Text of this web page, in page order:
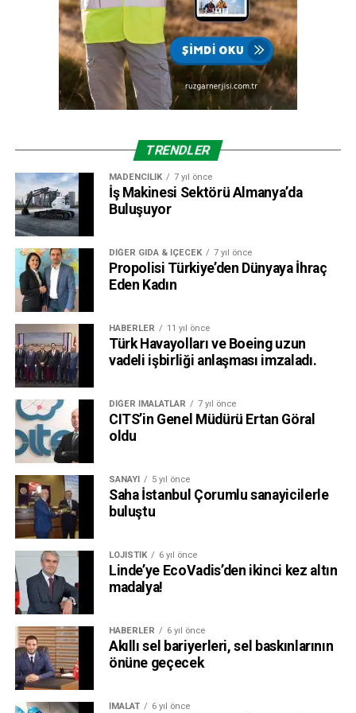
TRENDLER
MADENCILIK 7 yıl önce
İş Makinesi Sektörü Almanya’da
Buluşuyor
DIĞER GIDA & İÇECEK 7 yıl önce
Propolisi Türkiye’den Dünyaya İhraç
Eden Kadın
HABERLER 11 yıl önce
Türk Havayolları ve Boeing uzun
vadeli işbirliği anlaşması imzaladı.
DIĞER İMALATLAR 7 yıl önce
CITS’in Genel Müdürü Ertan Göral
oldu
SANAYI 5 yıl önce
Saha İstanbul Çorumlu sanayicilerle
buluştu
LOJISTIK 6 yıl önce
Linde’ye EcoVadis’den ikinci kez altın
madalya!
HABERLER 6 yıl önce
Akıllı sel bariyerleri, sel baskınlarının
önüne geçecek
İMALAT 6 yıl önce